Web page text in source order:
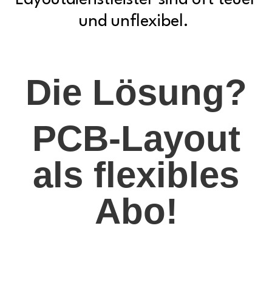
und unflexibel.
Die Lösung?
PCB-Layout
als flexibles
Abo!